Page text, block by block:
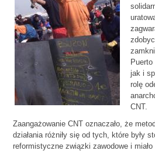
Puerto
jak i
rolę
CNT.
Zaangażowanie CNT oznaczało, że
działania różniły się od tych, które były
reformistyczne związki zawodowe i